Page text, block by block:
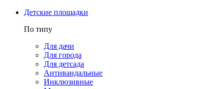
Детские площадки
По типу
Для дачи
Для города
Для детсада
Антивандальные
Инклюзивные